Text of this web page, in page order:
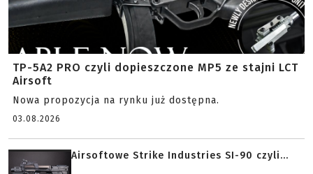
TP-5A2 PRO czyli dopieszczone MP5 ze stajni LCT
Airsoft
Nowa propozycja na rynku już dostępna.
03.08.2026
Airsoftowe Strike Industries SI-90 czyli...